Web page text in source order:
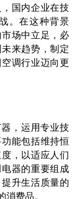
国内企业在技
。在这种背景
场中立足，必
来趋势，制定
调行业迈向更
，运用专业技
能包括维持恒
，以适应人们
器的重要组成
升生活质量的
费品。